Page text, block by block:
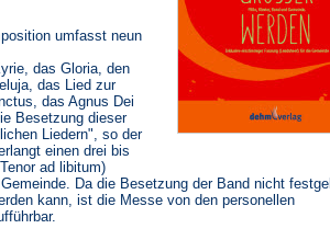
umfasst neun
das Gloria, den
das Lied zur
das Agnus Dei
Besetzung dieser
Liedern", so der
einen drei bis
ad libitum)
Da die Besetzung der Band nicht
kann, ist die Messe von den personellen